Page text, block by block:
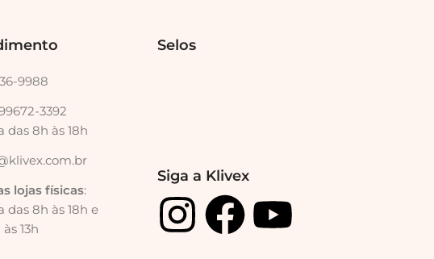
9988
3392
das 8h às 18h
lojas físicas:
das 8h às 18h e
13h
Selos
Siga a Klivex